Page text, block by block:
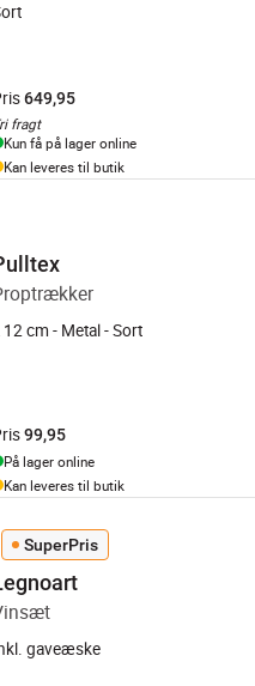
649,95
fragt
Kun få på lager online
Kan leveres til butik
12 cm - Metal - Sort
99,95
På lager online
Kan leveres til butik
SuperPris
gaveæske